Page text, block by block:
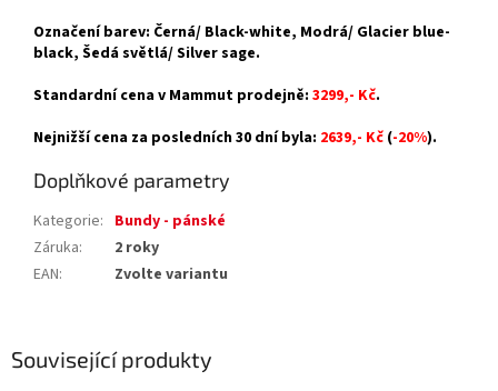
Související produkty
Označení barev: Černá/ Black-white, Modrá/ Glacier blue-
black, Šedá světlá/ Silver sage.
Standardní cena v Mammut prodejně: 3299,- Kč.
Nejnižší cena za posledních 30 dní byla: 2639,- Kč (-20%).
Doplňkové parametry
Kategorie: Bundy - pánské
Záruka:
2 roky
EAN: Zvolte variantu